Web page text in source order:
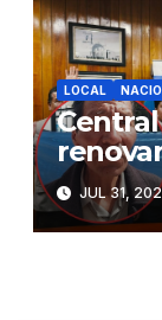
LOCAL
delJUL 31,